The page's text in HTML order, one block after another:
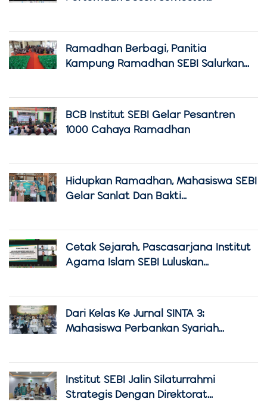
Ramadhan Berbagi, Panitia
Kampung Ramadhan SEBI Salurkan...
BCB Institut SEBI Gelar Pesantren
1000 Cahaya Ramadhan
Hidupkan Ramadhan, Mahasiswa SEBI
Gelar Sanlat Dan Bakti...
Cetak Sejarah, Pascasarjana Institut
Agama Islam SEBI Luluskan...
Dari Kelas Ke Jurnal SINTA 3:
Mahasiswa Perbankan Syariah...
Institut SEBI Jalin Silaturrahmi
Strategis Dengan Direktorat...